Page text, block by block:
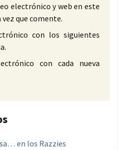
electrónico y web en este
que comente.
con los siguientes
con cada nueva
en los Razzies